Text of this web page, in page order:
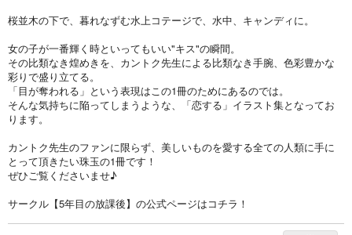
桜並木の下で、暮れなずむ水上コテージで、水中、キャンディに。
女の子が一番輝く時といってもいい"キス"の瞬間。
その比類なき煌めきを、カントク先生による比類なき手腕、色彩豊かな
彩りで盛り立てる。
「目が奪われる」という表現はこの1冊のためにあるのでは。
そんな気持ちに陥ってしまうような、「恋する」イラスト集となってお
ります。
カントク先生のファンに限らず、美しいものを愛する全ての人類に手に
とって頂きたい珠玉の1冊です！
ぜひご覧くださいませ♪
サークル【5年目の放課後】の公式ページはコチラ！